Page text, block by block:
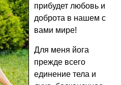
прибудет любовь и
доброта в нашем с
вами мире!
Для меня йога
прежде всего
единение тела и